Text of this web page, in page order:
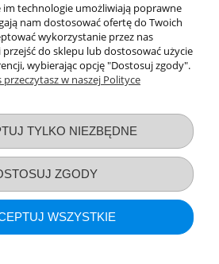
ręczniki nadają się do prania w pralce w
40°C, dzięki czemu tkanina nie
Po każdym praniu wystarczy
prasować parą, aby zachować
o sklepie
im technologie umożliwiają poprawne
nam dostosować ofertę do Twoich
wykorzystanie przez nas
do sklepu lub dostosować użycie
wybierając opcję "Dostosuj zgody".
w naszej Polityce
TYLKO NIEZBĘDNE
ZGODY
WSZYSTKIE